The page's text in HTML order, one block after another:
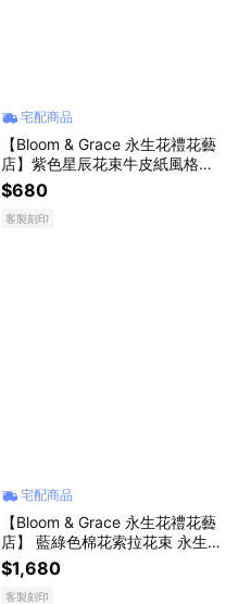
宅配商品
【Bloom & Grace 永生花禮花藝
店】紫色星辰花束牛皮紙風格乾
燥永生花束 永生花 送禮 節日送
禮 禮物《可備註填寫卡片內容》
$680
客製刻印
宅配商品
【Bloom & Grace 永生花禮花藝
店】 藍綠色棉花索拉花束 永生
花 送禮 節日送禮 禮物 《可備註
填寫卡片內容》
$1,680
客製刻印